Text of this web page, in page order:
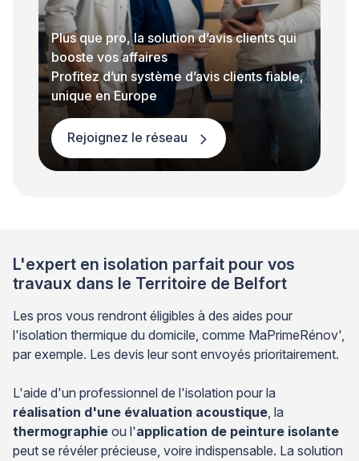
Plus que pro, la solution d’avis clients qui
booste vos affaires
Profitez d’un système d’avis clients fiable,
unique en Europe
Rejoignez le réseau
L'expert en isolation parfait pour vos
travaux dans le Territoire de Belfort
Les pros vous rendront éligibles à des aides pour
l'isolation thermique du domicile, comme MaPrimeRénov',
par exemple. Les devis leur sont envoyés prioritairement.
L'aide d'un professionnel de l'isolation pour la
réalisation d'une évaluation acoustique, la
thermographie ou l'application de peinture isolante
peut se révéler précieuse, voire indispensable. La solution